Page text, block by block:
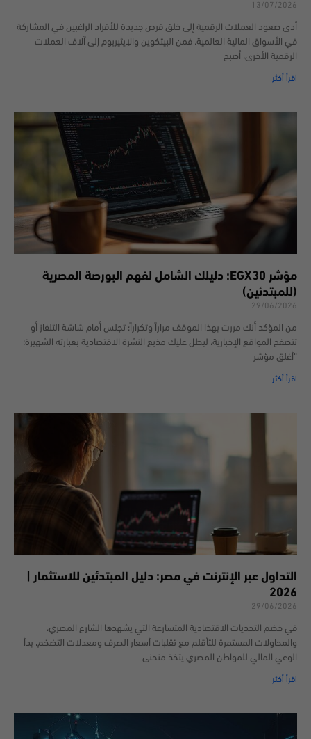
13/07/2026
أدى صعود العملات الرقمية إلى خلق فرص جديدة للأفراد الراغبين في المشاركة
في الأسواق المالية العالمية. فمن البيتكوين والإيثيريوم إلى آلاف العملات
الرقمية الأخرى، أصبح
اقرأ أكثر
مؤشر EGX30: دليلك الشامل لفهم البورصة المصرية
(للمبتدئين)
29/06/2026
من المؤكد أنك مررت بهذا الموقف مراراً وتكراراً؛ تجلس أمام شاشة التلفاز أو
تتصفح المواقع الإخبارية، ليطل عليك مذيع النشرة الاقتصادية بعبارته الشهيرة:
“أغلق مؤشر
اقرأ أكثر
التداول عبر الإنترنت في مصر: دليل المبتدئين للاستثمار |
2026
29/06/2026
في خضم التحديات الاقتصادية المتسارعة التي يشهدها الشارع المصري،
والمحاولات المستمرة للتأقلم مع تقلبات أسعار الصرف ومعدلات التضخم، بدأ
الوعي المالي للمواطن المصري يتخذ منحنى
اقرأ أكثر